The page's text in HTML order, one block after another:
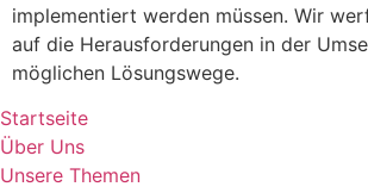
implementiert werden müssen. Wir
auf die Herausforderungen in der
möglichen Lösungswege.
Startseite
Über Uns
Unsere Themen